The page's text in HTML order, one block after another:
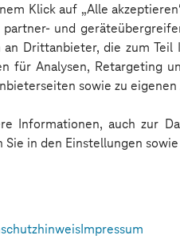
Klick auf „Alle
partner- und
an Drittanbieter, die zum Teil
für Analysen, Retargeting
sowie zu
Informationen, auch zur
Sie in den Einstellungen
Impressum